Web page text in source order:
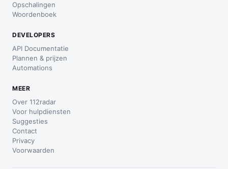
Opschalingen
Woordenboek
DEVELOPERS
API Documentatie
Plannen & prijzen
Automations
MEER
Over 112radar
Voor hulpdiensten
Suggesties
Contact
Privacy
Voorwaarden